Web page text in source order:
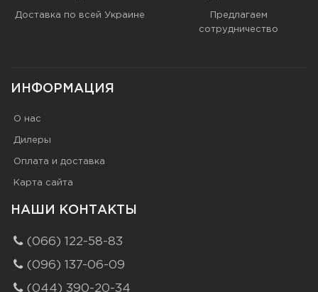
Доставка по всей Украине
Предлагаем
сотрудничество
ИНФОРМАЦИЯ
О нас
Дилеры
Оплата и доставка
Карта сайта
НАШИ КОНТАКТЫ
(066) 122-58-83
(096) 137-06-09
(044) 390-20-34